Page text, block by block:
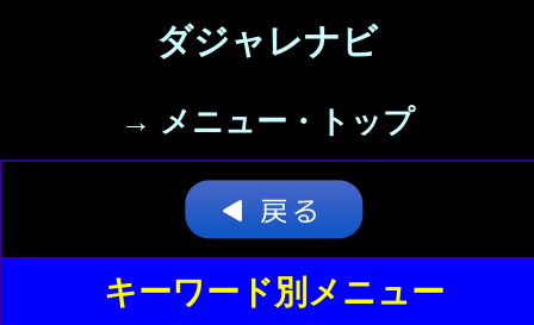
ダジャレナビ
→ メニュー・トップ
キーワード別メニュー